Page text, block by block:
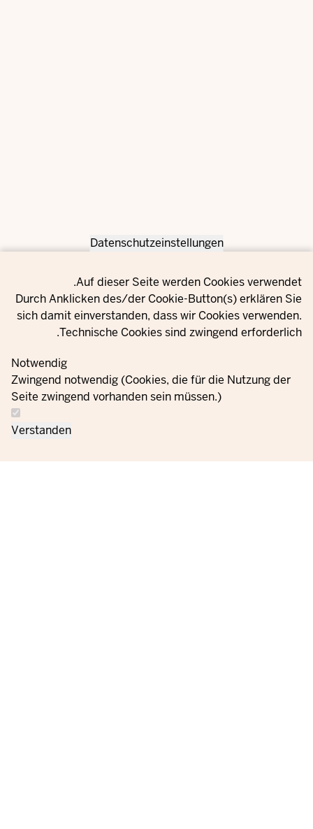
Privacy settings
Datenschutzeinstellungen
Auf dieser Seite werden Cookies verwendet.
Durch Anklicken des/der Cookie-Button(s) erklären Sie
sich damit einverstanden, dass wir Cookies verwenden.
Technische Cookies sind zwingend erforderlich.
Notwendig
Zwingend notwendig (Cookies, die für die Nutzung der
Seite zwingend vorhanden sein müssen.)
Verstanden